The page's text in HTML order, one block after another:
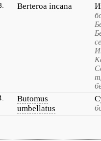
Berteroa incana
Butomus
umbellatus